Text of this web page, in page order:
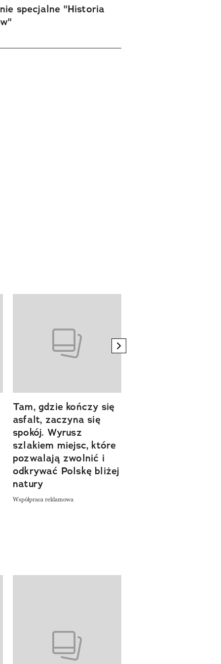
specjalne "Historia
Tam, gdzie kończy się
asfalt, zaczyna się
spokój. Wyrusz
szlakiem miejsc, które
pozwalają zwolnić i
odkrywać Polskę bliżej
natury
Współpraca reklamowa
next element